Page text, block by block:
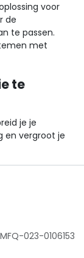
voor
de
te passen.
met
te
je je
en vergroot je
MFQ-023-0106153